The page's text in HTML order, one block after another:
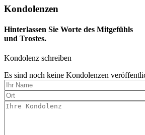
Kondolenzen
Hinterlassen Sie Worte des Mitgefühls
und Trostes.
Kondolenz schreiben
Es sind noch keine Kondolenzen